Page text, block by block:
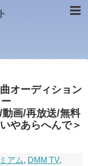
オーディション
画/再放送/無料
やあらへんで＞
アム, DMM TV,